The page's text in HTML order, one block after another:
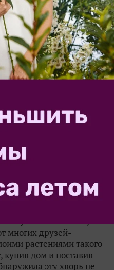
12:11
на томатах
8
вершинная гниль на
велели
рядом. Кто что об
на конкурс «
гнили. Напасть,
1
случилась напасть, о
многих друзей-
растениями такого
купив дом и поставив
эту хворь не